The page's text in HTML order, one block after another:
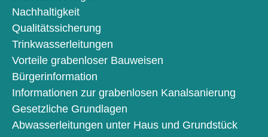
Nachhaltigkeit
Qualitätssicherung
Trinkwasserleitungen
Vorteile grabenloser Bauweisen
Bürgerinformation
Informationen zur grabenlosen Kanalsanierung
Gesetzliche Grundlagen
Abwasserleitungen unter Haus und Grundstück